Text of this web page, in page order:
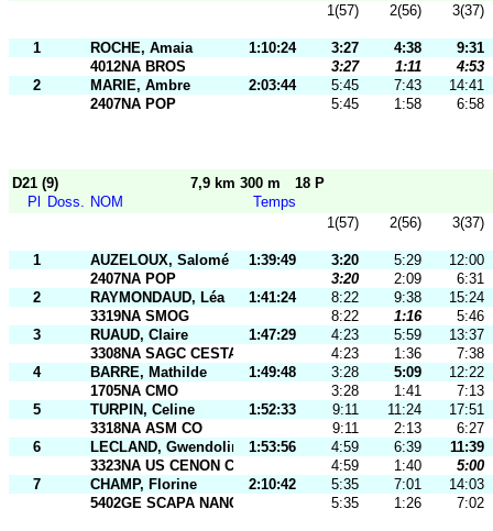
1(57)
2(56) 3(37)
1 ROCHE, Amaia 1:10:24 3:27 4:38
9:31
4012NA BROS
3:27 1:11
4:53
2
MARIE, Ambre 2:03:44 5:45 7:43
14:41
2407NA POP
5:45 1:58 6:58
D21 (9) 7,9 km 300 m
18 P
Pl
Doss. NOM
Temps
1(57)
2(56) 3(37)
1 AUZELOUX, Salomé 1:39:49 3:20 5:29
12:00
2407NA POP
3:20 2:09
6:31
2
RAYMONDAUD, Léa 1:41:24 8:22 9:38
15:24
3319NA SMOG
8:22 1:16
5:46
3
RUAUD, Claire 1:47:29 4:23 5:59
13:37
3308NA SAGC CESTAS
4:23 1:36
7:38
4
BARRE, Mathilde 1:49:48 3:28 5:09
12:22
1705NA CMO
3:28 1:41
7:13
5
TURPIN, Celine 1:52:33 9:11 11:24
17:51
3318NA ASM CO
9:11 2:13
6:27
6
LECLAND, Gwendoline 1:53:56 4:59 6:39
11:39
3323NA US CENON CO
4:59 1:40
5:00
7
CHAMP, Florine 2:10:42 5:35 7:01
14:03
5402GE SCAPA NANCY
5:35 1:26 7:02